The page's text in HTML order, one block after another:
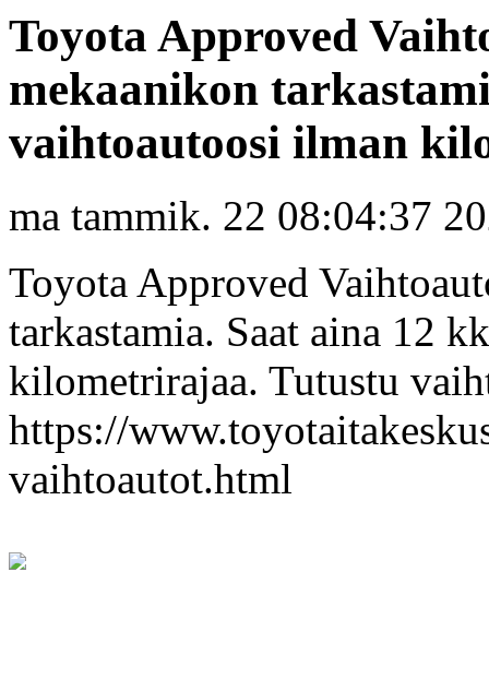
Toyota Approved
mekaanikon
vaihtoautoosi ilman
ma tammik. 22 08:04:37
Toyota Approved
tarkastamia. Saat aina 12
kilometrirajaa. Tutustu
https://
vaihtoautot.html